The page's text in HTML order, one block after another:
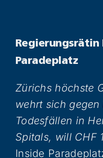
Regierungsrätin
Paradeplatz
Zürichs höchste
wehrt sich
Todesfällen in
Spitals, will CHF
Inside